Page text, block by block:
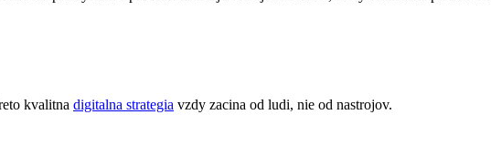
kvalitna digitalna strategia vzdy zacina od ludi, nie od nastrojov.